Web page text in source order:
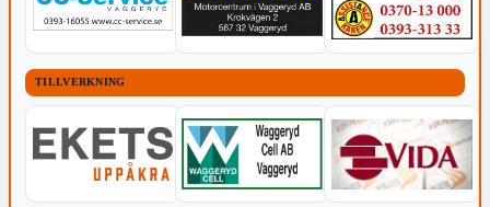
TILLVERKNING